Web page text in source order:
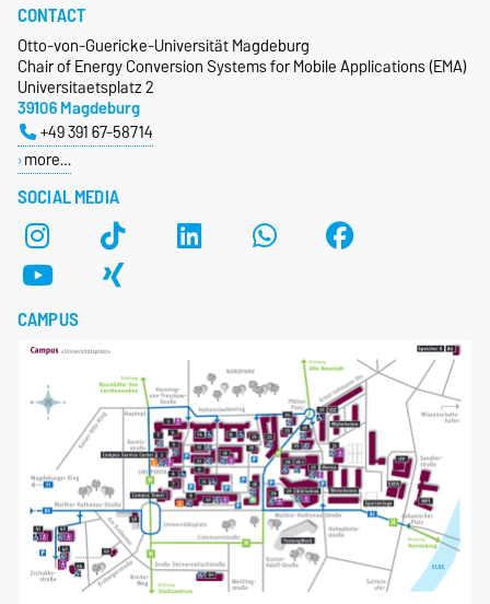
SOCIAL MEDIA
CONTACT
Otto-von-Guericke-Universität Magdeburg
Chair of Energy Conversion Systems for Mobile Applications (EMA)
Universitaetsplatz 2
39106 Magdeburg
+49 391 67-58714
more…
CAMPUS